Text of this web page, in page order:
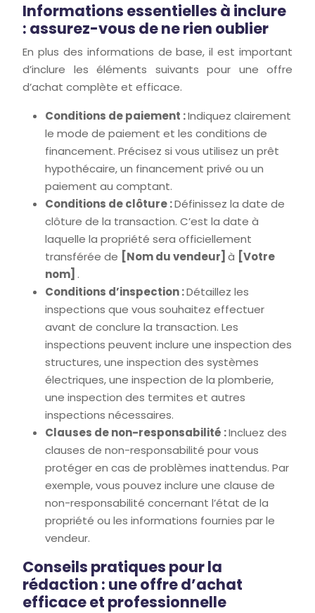
Informations essentielles à inclure
: assurez-vous de ne rien oublier
En plus des informations de base, il est important
d’inclure les éléments suivants pour une offre
d’achat complète et efficace.
Conditions de paiement :Indiquez clairement
le mode de paiement et les conditions de
financement. Précisez si vous utilisez un prêt
hypothécaire, un financement privé ou un
paiement au comptant.
Conditions de clôture :Définissez la date de
clôture de la transaction. C’est la date à
laquelle la propriété sera officiellement
transférée de [Nom du vendeur] à [Votre
nom] .
Conditions d’inspection :Détaillez les
inspections que vous souhaitez effectuer
avant de conclure la transaction. Les
inspections peuvent inclure une inspection des
structures, une inspection des systèmes
électriques, une inspection de la plomberie,
une inspection des termites et autres
inspections nécessaires.
Clauses de non-responsabilité :Incluez des
clauses de non-responsabilité pour vous
protéger en cas de problèmes inattendus. Par
exemple, vous pouvez inclure une clause de
non-responsabilité concernant l’état de la
propriété ou les informations fournies par le
vendeur.
Conseils pratiques pour la
rédaction : une offre d’achat
efficace et professionnelle